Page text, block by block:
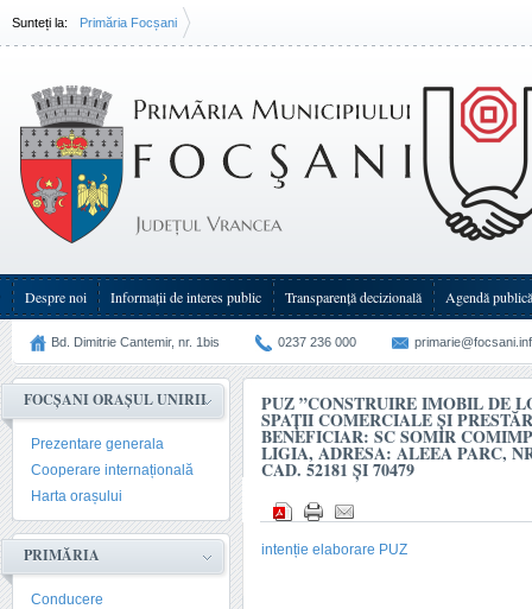
Sunteți la: Primăria Focșani
SC SOMIR COMIMPEX SRL prin Sotirca Ligia, adresa: aleea Parc, nr. 1, T 204, P 11168,
și 70479
Despre noi Informații de interes public Transparenţă decizională Agendă publică
Bd. Dimitrie Cantemir, nr. 1bis 0237 236 000
FOCȘANI ORAȘUL UNIRII
Prezentare generala
Cooperare internațională
Harta orașului
PRIMĂRIA
Conducere
PUZ ”CONSTRUIRE IMOBIL DE
SPAȚII COMERCIALE ȘI
BENEFICIAR: SC SOMIR
LIGIA, ADRESA: ALEEA PARC,
CAD. 52181 ȘI 70479
intenție elaborare PUZ